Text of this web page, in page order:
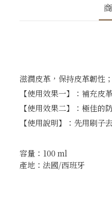
滋潤皮革，保持皮革韌性
【使用效果一】：補充皮
【使用效果二】：極佳的
【使用說明】：先用刷
容量： 100 ml
產地： 法國/西班牙